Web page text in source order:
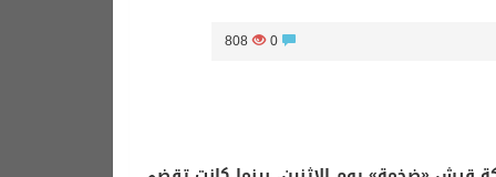
التركية وجمهورية باكستان الإسلامية.
808